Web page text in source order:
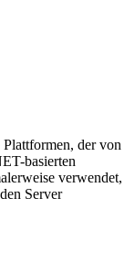
der von
basierten
verwendet,
Server